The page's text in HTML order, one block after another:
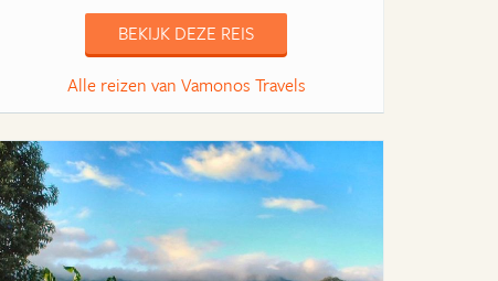
BEKIJK DEZE REIS
Alle reizen van Vamonos Travels